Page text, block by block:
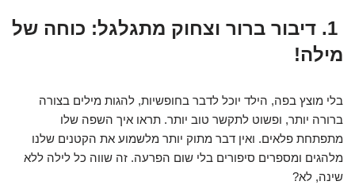
1. דיבור ברור וצחוק מתגלגל: כוחה של
מילה!
בלי מוצץ בפה, הילד יוכל לדבר בחופשיות, להגות מילים בצורה
ברורה יותר, ופשוט לתקשר טוב יותר. תראו איך השפה שלו
מתפתחת פלאים. ואין דבר מתוק יותר מלשמוע את הקטנים שלנו
מלהגים ומספרים סיפורים בלי שום הפרעה. זה שווה כל לילה ללא
שינה, לא?